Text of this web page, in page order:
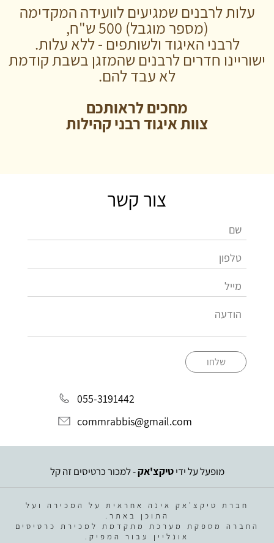
עלות לרבנים שמגיעים לוועידה המקדימה
(מספר מוגבל) 500 ש"ח,
לרבני האיגוד ולשותפים - ללא עלות.
ישוריינו חדרים לרבנים שהמזגן בשבת קודמת
לא עבד להם.
מחכים לראותכם
צוות איגוד רבני קהילות
צור קשר
שלחו
055-3191442
commrabbis@gmail.com
מופעל על ידיטיקצ'אק- למכור כרטיסים זה קל
חברת טיקצ'אק אינה אחראית על המכירה ועל
התוכן באתר.
החברה מספקת מערכת מתקדמת למכירת כרטיסים
אונליין עבור המפיק.